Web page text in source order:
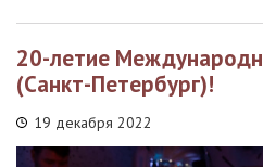
20-летие
(Санкт-Петербург)!
19 декабря 2022